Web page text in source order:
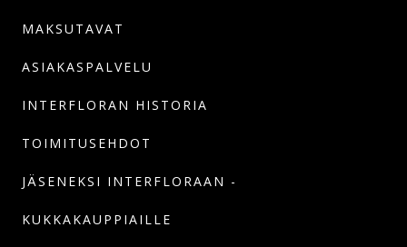
MAKSUTAVAT
ASIAKASPALVELU
INTERFLORAN HISTORIA
TOIMITUSEHDOT
JÄSENEKSI INTERFLORAAN -
KUKKAKAUPPIAILLE